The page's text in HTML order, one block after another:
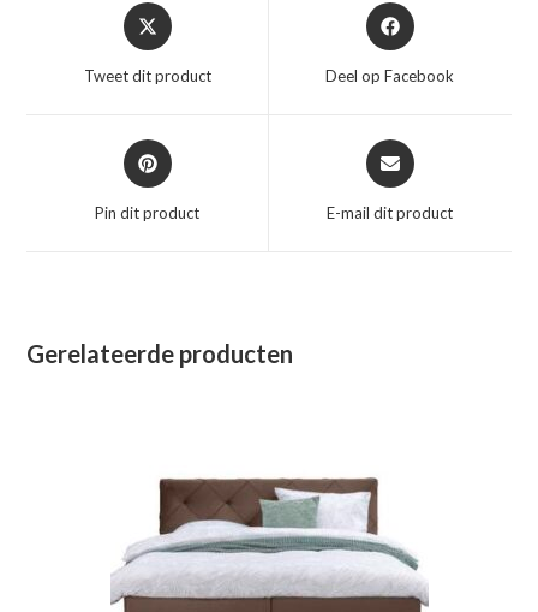
Opent
in
nieuw
Tweet dit product
Opent
in
nieuw
Deel op Facebook
Opent
in
nieuw
Pin dit product
Opent
in
nieuw
E-mail dit product
Gerelateerde producten